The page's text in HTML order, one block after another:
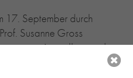
17. September durch
Susanne Gross
zur Ausstellung und
finden Sie